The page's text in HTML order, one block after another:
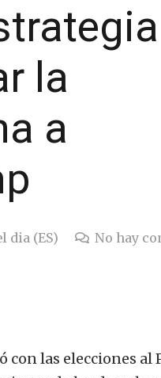
la
a
dia (ES) No hay
con las elecciones al